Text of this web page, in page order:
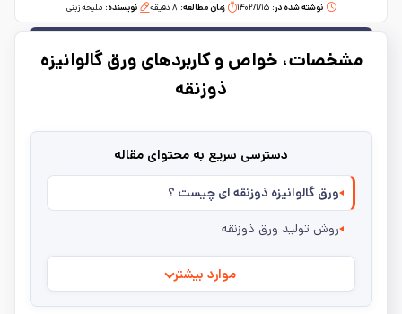
نوشته شده در: ۱۴۰۲/۱/۱۵ زمان مطالعه:‌ ۸ دقیقه نویسنده: ملیحه زینی
مشخصات، خواص و کاربردهای ورق گالوانیزه
ذوزنقه
دسترسی سریع به محتوای مقاله
ورق گالوانیزه ذوزنقه ای چیست ؟
روش تولید ورق ذوزنقه
موارد بیشتر